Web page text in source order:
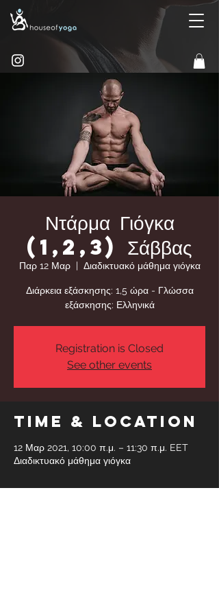
Ντάρμα Γιόγκα
(1,2,3) Σάββας
Παρ 12 Μαρ
  |
Διαδικτυακό μάθημα γιόγκα
Διάρκεια εξάσκησης: 1,5 ώρα - Γλώσσα
εξάσκησης: Ελληνικά
Registration is Closed
See other events
Time & Location
12 Μαρ 2021, 10:00 π.μ. – 11:30 π.μ. EET
Διαδικτυακό μάθημα γιόγκα